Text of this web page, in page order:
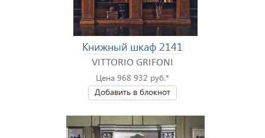
Книжный шкаф 2141
VITTORIO GRIFONI
Цена 968 932 руб.*
Добавить в блокнот